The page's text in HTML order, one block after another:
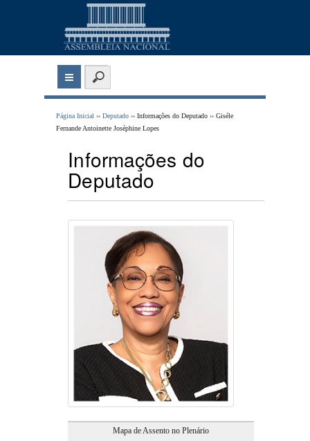
Página Inicial ››Deputado ›› Informações do Deputado ›› Giséle
Fernande Antoinette Joséphine Lopes
Informações do
Deputado
Mapa de Assento no Plenário